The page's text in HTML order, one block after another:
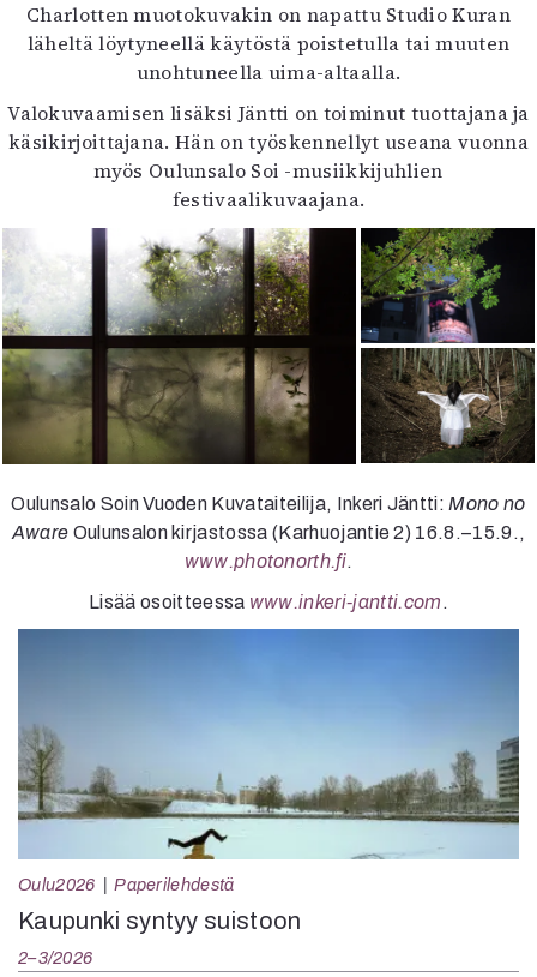
Charlotten muotokuvakin on napattu Studio Kuran
läheltä löytyneellä käytöstä poistetulla tai muuten
unohtuneella uima-altaalla.
Valokuvaamisen lisäksi Jäntti on toiminut tuottajana ja
käsikirjoittajana. Hän on työskennellyt useana vuonna
myös Oulunsalo Soi -musiikkijuhlien
festivaalikuvaajana.
Oulunsalo Soin Vuoden Kuvataiteilija, Inkeri Jäntti: Mono no
Aware Oulunsalon kirjastossa (Karhuojantie 2) 16.8.–15.9.,
www.photonorth.fi.
Lisää osoitteessa www.inkeri-jantti.com .
Oulu2026 Paperilehdestä
Kaupunki syntyy suistoon
2–3/2026